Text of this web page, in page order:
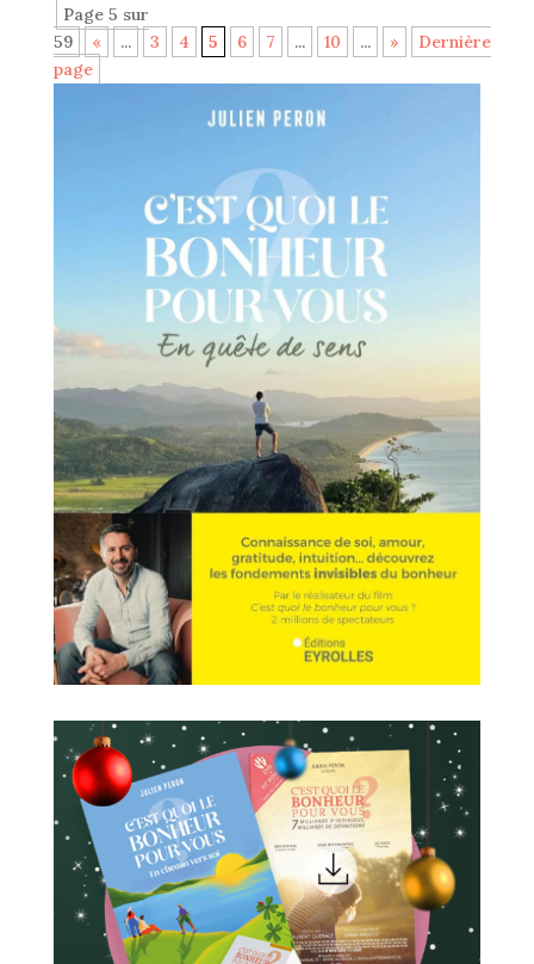
Page 5 sur
59
« ... 3 4 5 6 7 ... 10 ... »
Dernière
page